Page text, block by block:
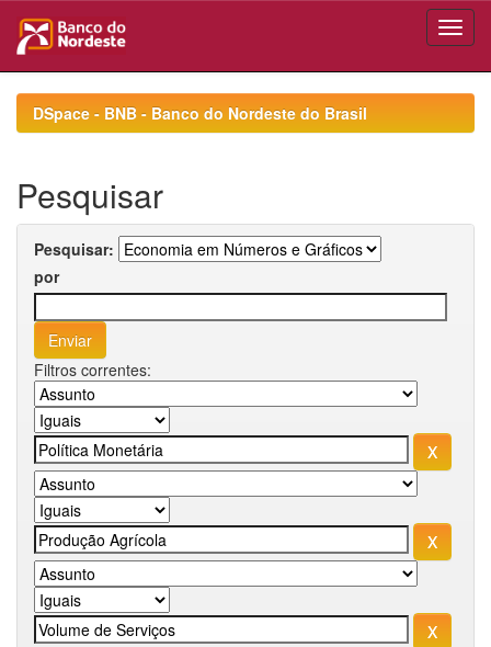
navigationDSpace - BNB - Banco do Nordeste do Brasil
Pesquisar
Pesquisar:
por
Filtros correntes: